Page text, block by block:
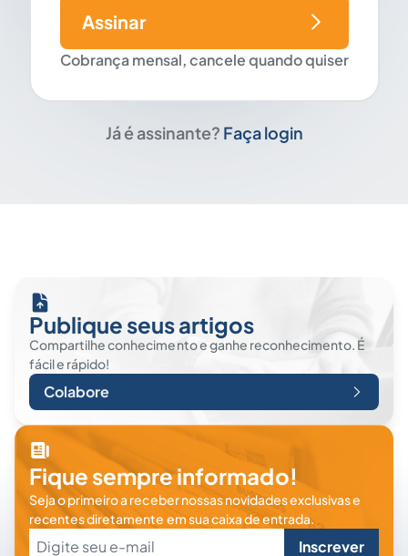
Cobrança mensal, cancele quando quiser
Assinar
Já é assinante? Faça login
Publique seus artigos
Compartilhe conhecimento e ganhe reconhecimento. É
fácil e rápido!
Colabore
Fique sempre informado!
Seja o primeiro a receber nossas novidades exclusivas e
recentes diretamente em sua caixa de entrada.
Inscrever